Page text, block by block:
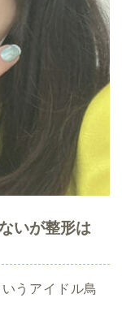
いが整形は
うアイドル鳥